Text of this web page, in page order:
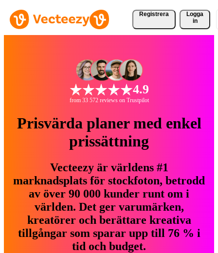
Registrera
Logga
in
4.9
from 33 572 reviews on Trustpilot
Prisvärda planer med enkel
prissättning
Vecteezy är världens #1
marknadsplats för stockfoton, betrodd
av över 90 000 kunder runt om i
världen. Det ger varumärken,
kreatörer och berättare kreativa
tillgångar som sparar upp till 76 % i
tid och budget.